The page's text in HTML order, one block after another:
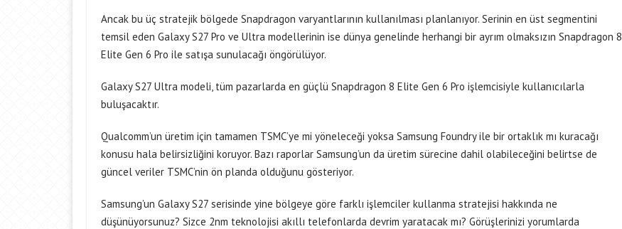
Ancak bu üç stratejik bölgede Snapdragon varyantlarının kullanılması planlanıyor. Serinin en üst segmentini
temsil eden Galaxy S27 Pro ve Ultra modellerinin ise dünya genelinde herhangi bir ayrım olmaksızın Snapdragon 8
Elite Gen 6 Pro ile satışa sunulacağı öngörülüyor.
Galaxy S27 Ultra modeli, tüm pazarlarda en güçlü Snapdragon 8 Elite Gen 6 Pro işlemcisiyle kullanıcılarla
buluşacaktır.
Qualcomm’un üretim için tamamen TSMC’ye mi yöneleceği yoksa Samsung Foundry ile bir ortaklık mı kuracağı
konusu hala belirsizliğini koruyor. Bazı raporlar Samsung’un da üretim sürecine dahil olabileceğini belirtse de
güncel veriler TSMC’nin ön planda olduğunu gösteriyor.
Samsung’un Galaxy S27 serisinde yine bölgeye göre farklı işlemciler kullanma stratejisi hakkında ne
düşünüyorsunuz? Sizce 2nm teknolojisi akıllı telefonlarda devrim yaratacak mı? Görüşlerinizi yorumlarda